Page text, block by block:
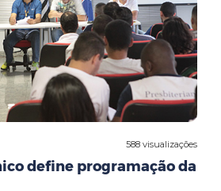
588 visualizações
define programação da